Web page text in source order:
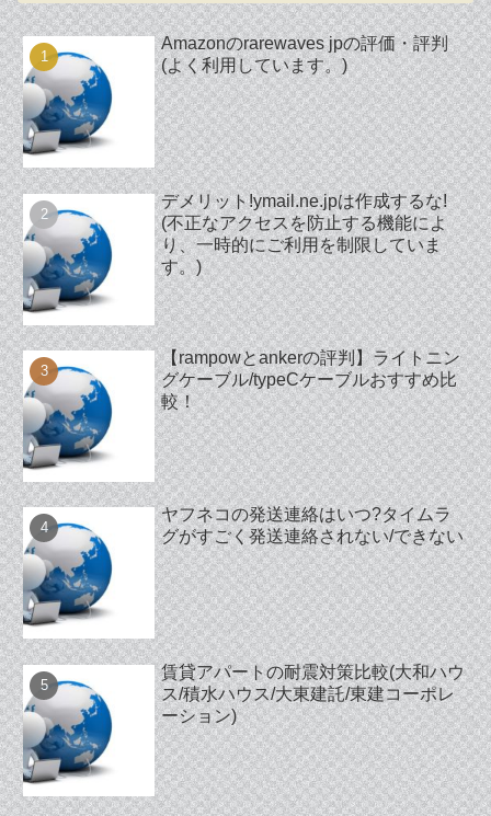
Amazonのrarewaves jpの評価・評判
(よく利用しています。)
デメリット!ymail.ne.jpは作成するな!
(不正なアクセスを防止する機能によ
り、一時的にご利用を制限していま
す。)
【rampowとankerの評判】ライトニン
グケーブル/typeCケーブルおすすめ比
較！
ヤフネコの発送連絡はいつ?タイムラ
グがすごく発送連絡されない/できない
賃貸アパートの耐震対策比較(大和ハウ
ス/積水ハウス/大東建託/東建コーポレ
ーション)